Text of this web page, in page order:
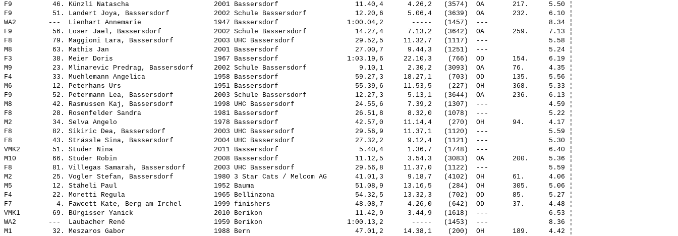
F9          46. Künzli Natascha
2001 Bassersdorf                   11.40,4      4.26,2   (3574)  OA       217.     5.50 ¦
F9          51. Landert Joya, Bassersdorf
2002 Schule Bassersdorf            12.20,6      5.06,4   (3639)  OA       232.     6.10 ¦
WA2        --- Lienhart Annemarie
1947 Bassersdorf                 1:00.04,2       -----   (1457)  ---               8.34 ¦
F9          56. Loser Jael, Bassersdorf
2002 Schule Bassersdorf            14.27,4      7.13,2   (3642)  OA       259.     7.13 ¦
F8          79. Maggioni Lara, Bassersdorf
2003 UHC Bassersdorf               29.52,5     11.32,7   (1117)  ---               5.58 ¦
M8          63. Mathis Jan
2001 Bassersdorf                   27.00,7      9.44,3   (1251)  ---               5.24 ¦
F3          38. Meier Doris
1967 Bassersdorf                 1:03.19,6     22.10,3    (766)  OD       154.     6.19 ¦
M9          23. Mlinarevic Predrag, Bassersdorf
2002 Schule Bassersdorf             9.10,1      2.30,2   (3093)  OA       76.      4.35 ¦
F4          33. Muehlemann Angelica
1958 Bassersdorf                   59.27,3     18.27,1    (703)  OD       135.     5.56 ¦
M6          12. Peterhans Urs
1951 Bassersdorf                   55.39,6     11.53,5    (227)  OH       368.     5.33 ¦
F9          52. Petermann Lea, Bassersdorf
2003 Schule Bassersdorf            12.27,3      5.13,1   (3644)  OA       236.     6.13 ¦
M8          42. Rasmussen Kaj, Bassersdorf
1998 UHC Bassersdorf               24.55,6      7.39,2   (1307)  ---               4.59 ¦
F8          28. Rosenfelder Sandra
1981 Bassersdorf                   26.51,8      8.32,0   (1078)  ---               5.22 ¦
M2          34. Selva Angelo
1978 Bassersdorf                   42.57,0     11.14,4    (270)  OH       94.      4.17 ¦
F8          82. Sikiric Dea, Bassersdorf
2003 UHC Bassersdorf               29.56,9     11.37,1   (1120)  ---               5.59 ¦
F8          43. Strässle Sina, Bassersdorf
2004 UHC Bassersdorf               27.32,2      9.12,4   (1121)  ---               5.30 ¦
VMK2        51. Studer Nina
2011 Bassersdorf                    5.40,4      1.36,7   (1748)  ---               6.40 ¦
M10         66. Studer Robin
2008 Bassersdorf                   11.12,5      3.54,3   (3083)  OA       200.     5.36 ¦
F8          81. Villegas Samarah, Bassersdorf
2003 UHC Bassersdorf               29.56,8     11.37,0   (1122)  ---               5.59 ¦
M2          25. Vogler Stefan, Bassersdorf
1980 3 Star Cats / Melcom AG       41.01,3      9.18,7   (4102)  OH       61.      4.06 ¦
M5          12. Stäheli Paul
1952 Bauma                         51.08,9     13.16,5    (284)  OH       305.     5.06 ¦
F4          22. Moretti Regula
1965 Bellinzona                    54.32,5     13.32,3    (702)  OD       85.      5.27 ¦
F7           4. Fawcett Kate, Berg am Irchel
1999 finishers                     48.08,7      4.26,0    (642)  OD       37.      4.48 ¦
VMK1        69. Bürgisser Yanick
2010 Berikon                       11.42,9      3.44,9   (1618)  ---               6.53 ¦
WA2        --- Laubacher René
1959 Berikon                     1:00.13,2       -----   (1453)  ---               8.36 ¦
M1          32. Meszaros Gabor
1988 Bern                          47.01,2     14.38,1    (200)  OH       189.     4.42 ¦